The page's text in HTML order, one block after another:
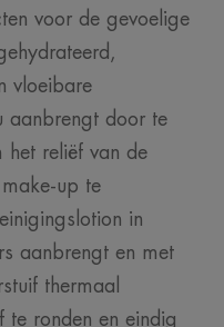
voor de gevoelige
vloeibare
aanbrengt door te
het reliëf van de
up te
in
aanbrengt en met
thermaal
ronden en eindig